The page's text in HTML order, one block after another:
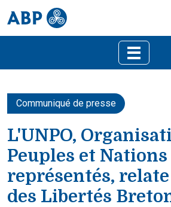
Communiqué de presse
L'UNPO,
Peuples et
représentés,
des Libertés